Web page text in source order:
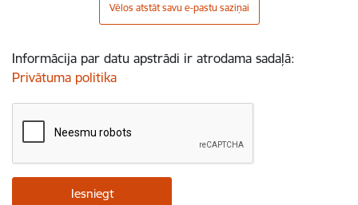
Vēlos atstāt savu e-pastu saziņai
Informācija par datu apstrādi ir atrodama sadaļā:
Privātuma politika